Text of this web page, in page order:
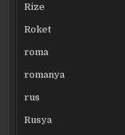
Rize
Roket
roma
romanya
rus
Rusya